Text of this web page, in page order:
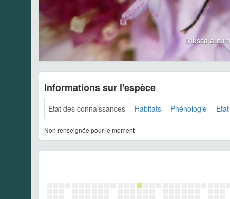
Musca
Informations sur l'espèce
Etat des connaissances Habitats Phénologie
Non renseignée pour le moment